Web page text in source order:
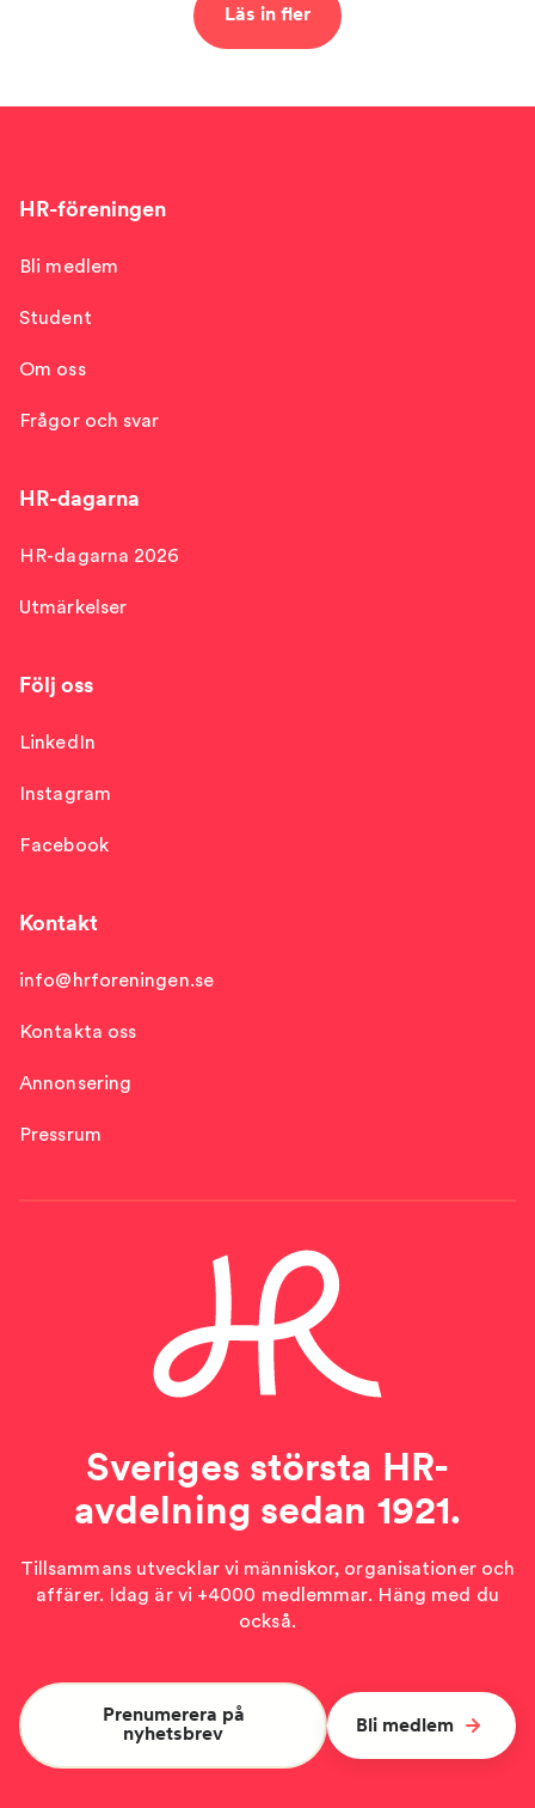
Läs in fler
HR-föreningen
Bli medlem
Student
Om oss
Frågor och svar
HR-dagarna
HR-dagarna 2026
Utmärkelser
Följ oss
LinkedIn
Instagram
Facebook
Kontakt
info@hrforeningen.se
Kontakta oss
Annonsering
Pressrum
Sveriges största HR-
avdelning sedan 1921.
Tillsammans utvecklar vi människor, organisationer och
affärer. Idag är vi +4000 medlemmar. Häng med du
också.
Prenumerera på
nyhetsbrev
Bli medlem